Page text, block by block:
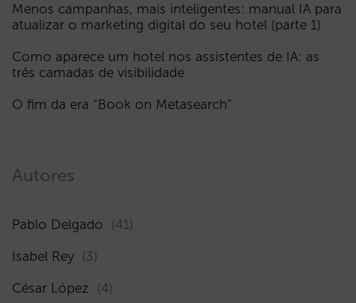
Menos campanhas, mais inteligentes: manual IA para
atualizar o marketing digital do seu hotel (parte 1)
Como aparece um hotel nos assistentes de IA: as
três camadas de visibilidade
O fim da era “Book on Metasearch”
Autores
Pablo Delgado (41)
Isabel Rey (3)
César López (4)